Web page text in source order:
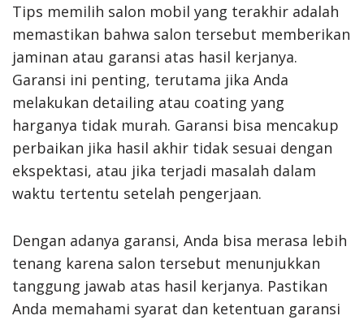
Tips memilih salon mobil yang terakhir adalah
memastikan bahwa salon tersebut memberikan
jaminan atau garansi atas hasil kerjanya.
Garansi ini penting, terutama jika Anda
melakukan detailing atau coating yang
harganya tidak murah. Garansi bisa mencakup
perbaikan jika hasil akhir tidak sesuai dengan
ekspektasi, atau jika terjadi masalah dalam
waktu tertentu setelah pengerjaan.
Dengan adanya garansi, Anda bisa merasa lebih
tenang karena salon tersebut menunjukkan
tanggung jawab atas hasil kerjanya. Pastikan
Anda memahami syarat dan ketentuan garansi